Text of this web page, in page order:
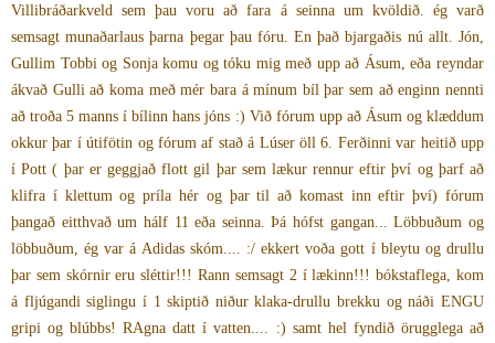
Villibráðarkveld sem þau voru að fara á seinna um kvöldið. ég varð
semsagt munaðarlaus þarna þegar þau fóru. En það bjargaðis nú allt. Jón,
Gullim Tobbi og Sonja komu og tóku mig með upp að Ásum, eða reyndar
ákvað Gulli að koma með mér bara á mínum bíl þar sem að enginn nennti
að troða 5 manns í bílinn hans jóns :) Við fórum upp að Ásum og klæddum
okkur þar í útifötin og fórum af stað á Lúser öll 6. Ferðinni var heitið upp
í Pott ( þar er geggjað flott gil þar sem lækur rennur eftir því og þarf að
klifra í klettum og príla hér og þar til að komast inn eftir því) fórum
þangað eitthvað um hálf 11 eða seinna. Þá hófst gangan... Löbbuðum og
löbbuðum, ég var á Adidas skóm.... :/ ekkert voða gott í bleytu og drullu
þar sem skórnir eru sléttir!!! Rann semsagt 2 í lækinn!!! bókstaflega, kom
á fljúgandi siglingu í 1 skiptið niður klaka-drullu brekku og náði ENGU
gripi og blúbbs! RAgna datt í vatten.... :) samt hel fyndið örugglega að